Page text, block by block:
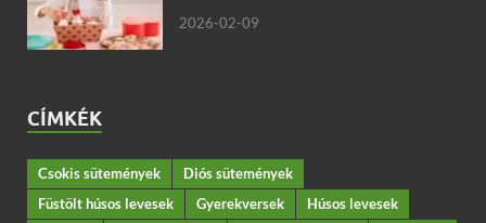
2026-02-09
CÍMKÉK
Csokis sütemények
Diós sütemények
Füstölt húsos levesek
Gyerekversek
Húsos levesek